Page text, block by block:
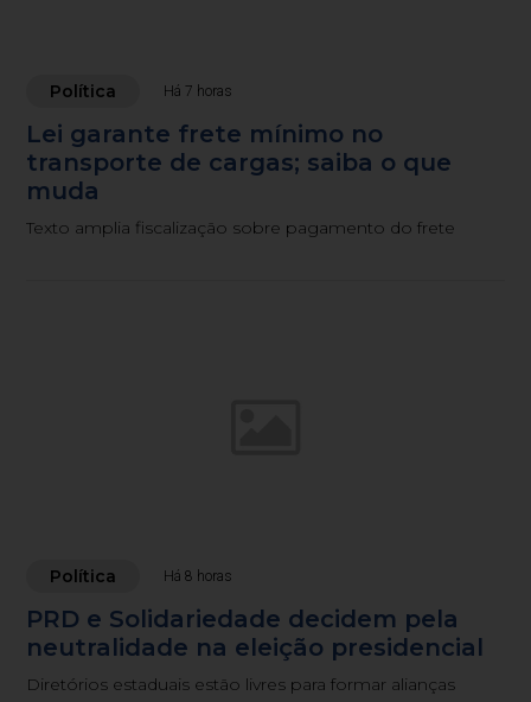
Política Há 7 horas
Lei garante frete mínimo no
transporte de cargas; saiba o que
muda
Texto amplia fiscalização sobre pagamento do frete
Política Há 8 horas
PRD e Solidariedade decidem pela
neutralidade na eleição presidencial
Diretórios estaduais estão livres para formar alianças